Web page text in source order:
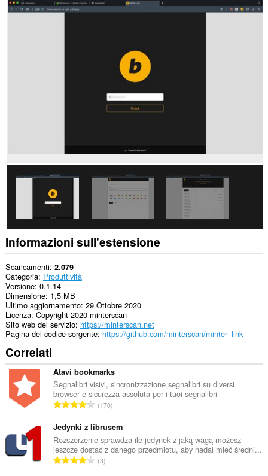
ai
Informazioni sull'estensione
Scaricamenti 2.079
Categoria Produttività
Versione 0.1.14
Dimensione 1,5 MB
Ultimo aggiornamento 29 Ottobre 2020
Licenza Copyright 2020 minterscan
Sito web del servizio https://minterscan.net
Pagina del codice sorgente https://github.com/minterscan/minter_link
Correlati
Atavi bookmarks
Segnalibri visivi, sincronizzazione segnalibri su diversi
browser e sicurezza assoluta per i tuoi segnalibri
N
m
e
r
o
170
Jedynki z librusem
Rozszerzenie sprawdza ile jedynek z jaką wagą możesz
jeszcze dostać z danego przedmiotu, aby nadal mieć średni...
N3